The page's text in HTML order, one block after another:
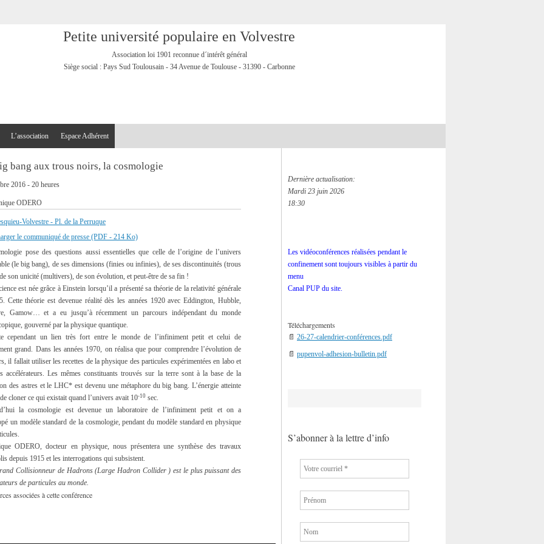
Petite université populaire en Volvestre
Association loi 1901 reconnue d´intérêt général
Siège social : Pays Sud Toulousain - 34 Avenue de Toulouse - 31390 - Carbonne
L’association Espace Adhérent
bang aux trous noirs, la cosmologie
2016 - 20 heures
ODERO
Volvestre - Pl. de la Perruque
le communiqué de presse (PDF - 214 Ko)
pose des questions aussi essentielles que celle de l’origine de l’univers
(le big bang), de ses dimensions (finies ou infinies), de ses discontinuités (trous
son unicité (multivers), de son évolution, et peut-être de sa fin !
est née grâce à Einstein lorsqu’il a présenté sa théorie de la relativité générale
Cette théorie est devenue réalité dès les années 1920 avec Eddington, Hubble,
Gamow… et a eu jusqu’à récemment un parcours indépendant du monde
gouverné par la physique quantique.
cependant un lien très fort entre le monde de l’infiniment petit et celui de
grand. Dans les années 1970, on réalisa que pour comprendre l’évolution de
il fallait utiliser les recettes de la physique des particules expérimentées en labo et
accélérateurs. Les mêmes constituants trouvés sur la terre sont à la base de la
des astres et le LHC* est devenu une métaphore du big bang. L’énergie atteinte
cloner ce qui existait quand l’univers avait 10-10 sec.
la cosmologie est devenue un laboratoire de l’infiniment petit et on a
un modèle standard de la cosmologie, pendant du modèle standard en physique
ODERO, docteur en physique, nous présentera une synthèse des travaux
depuis 1915 et les interrogations qui subsistent.
Collisionneur de Hadrons (Large Hadron Collider ) est le plus puissant des
de particules au monde.
associées à cette conférence
Dernière actualisation:
Mardi 23 juin 2026
18:30
Les vidéoconférences réalisées pendant le
confinement sont toujours visibles à partir du
menu
Canal PUP du site.
Téléchargements
📄 26-27-calendrier-conférences.pdf
📄 pupenvol-adhesion-bulletin.pdf
S’abonner à la lettre d’info